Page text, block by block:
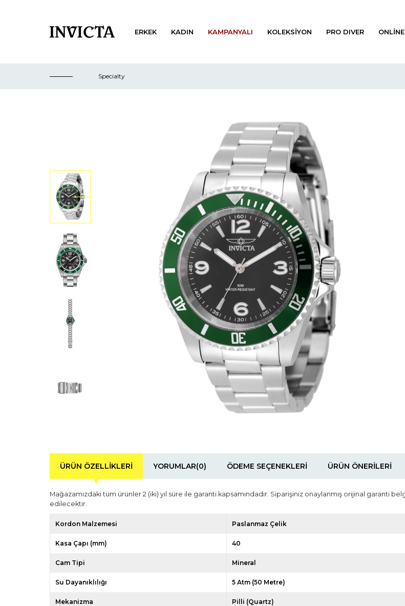
ERKEK KADIN KAMPANYALI KOLEKSIYON PRO DIVER
Specialty
ÜRÜN ÖZELLIKLERI YORUMLAR(0) ÖDEME SEÇENEKLERI ÜRÜN ÖNERILERI
Mağazamızdaki tüm ürünler 2 (iki) yıl süre ile garanti kapsamındadır. Siparişiniz onaylanmış orijinal garanti
edilecektir.
Kordon Malzemesi Paslanmaz Çelik
Kasa Çapı (mm) 40
Cam Tipi Mineral
Su Dayanıklılığı 5 Atm (50 Metre)
Mekanizma Pilli (Quartz)